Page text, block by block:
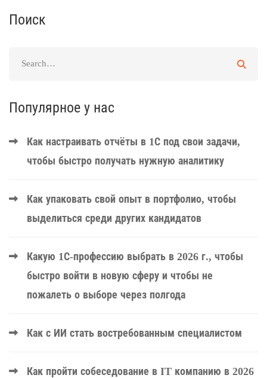
Поиск
Популярное у нас
Как настраивать отчёты в 1С под свои задачи,
чтобы быстро получать нужную аналитику
Как упаковать свой опыт в портфолио, чтобы
выделиться среди других кандидатов
Какую 1С-профессию выбрать в 2026 г., чтобы
быстро войти в новую сферу и чтобы не
пожалеть о выборе через полгода
Как с ИИ стать востребованным специалистом
Как пройти собеседование в IT компанию в 2026